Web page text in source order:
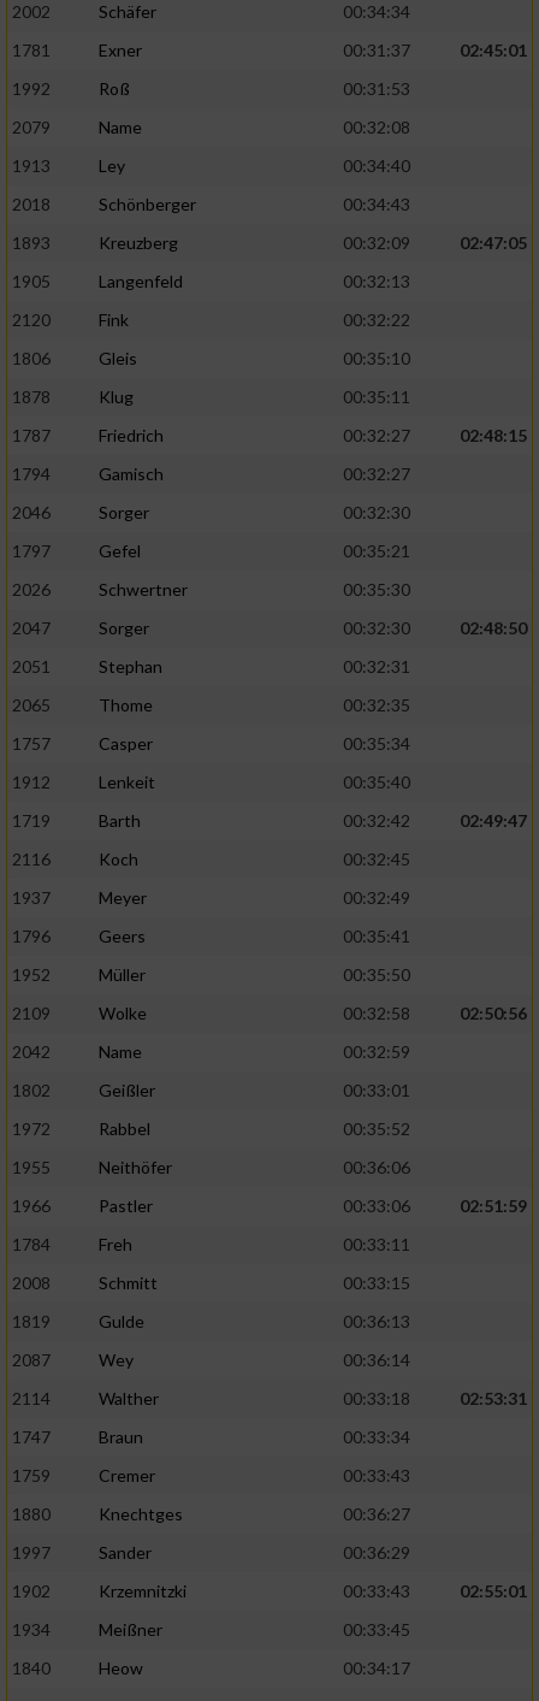
2002
Schäfer
00:34:34
1781
Exner 00:31:37
02:45:01
1992
Roß
00:31:53
2079
Name
00:32:08
1913
Ley
00:34:40
2018
Schönberger
00:34:43
1893
Kreuzberg 00:32:09
02:47:05
1905
Langenfeld
00:32:13
2120
Fink
00:32:22
1806
Gleis
00:35:10
1878
Klug
00:35:11
1787
Friedrich 00:32:27
02:48:15
1794
Gamisch
00:32:27
2046
Sorger
00:32:30
1797
Gefel
00:35:21
2026
Schwertner
00:35:30
2047
Sorger 00:32:30
02:48:50
2051
Stephan
00:32:31
2065
Thome
00:32:35
1757
Casper
00:35:34
1912
Lenkeit
00:35:40
1719
Barth 00:32:42
02:49:47
2116
Koch
00:32:45
1937
Meyer
00:32:49
1796
Geers
00:35:41
1952
Müller
00:35:50
2109
Wolke 00:32:58
02:50:56
2042
Name
00:32:59
1802
Geißler
00:33:01
1972
Rabbel
00:35:52
1955
Neithöfer
00:36:06
1966
Pastler 00:33:06
02:51:59
1784
Freh
00:33:11
2008
Schmitt
00:33:15
1819
Gulde
00:36:13
2087
Wey
00:36:14
2114
Walther 00:33:18
02:53:31
1747
Braun
00:33:34
1759
Cremer
00:33:43
1880
Knechtges
00:36:27
1997
Sander
00:36:29
1902
Krzemnitzki 00:33:43
02:55:01
1934
Meißner
00:33:45
1840
Heow
00:34:17